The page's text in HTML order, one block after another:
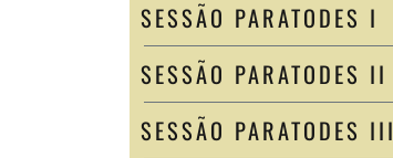
SESSÃO PARATODES I
SESSÃO PARATODES II
SESSÃO PARATODES III